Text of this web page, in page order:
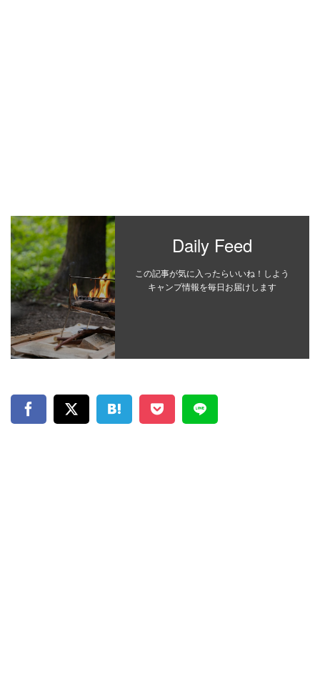
Daily Feed
この記事が気に入ったらいいね！しよう
キャンプ情報を毎日お届けします